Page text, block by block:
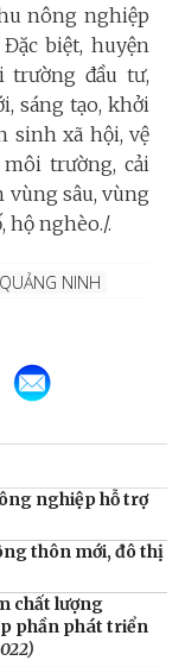
nông nghiệp
biệt, huyện
trường đầu tư,
sáng tạo, khởi
sinh xã hội, vệ
trường, cải
vùng sâu, vùng
hộ nghèo./.
QUẢNG NINH
nghiệp hỗ trợ
thôn mới, đô thị
chất lượng
phần phát triển